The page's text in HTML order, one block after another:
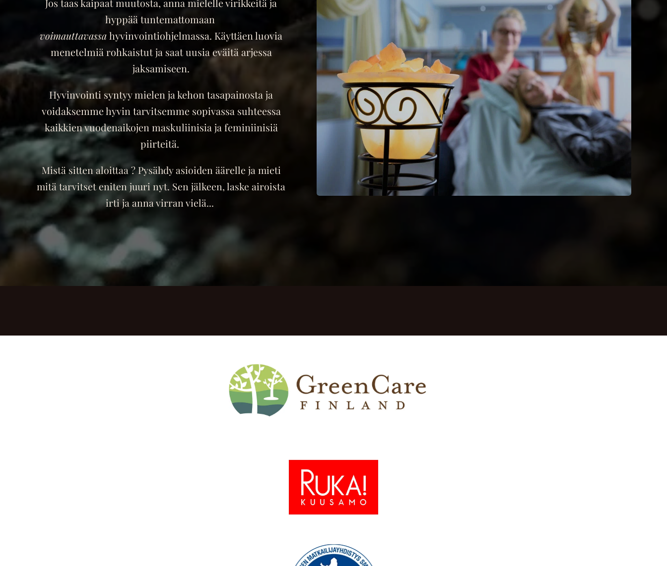
Jos taas kaipaat muutosta, anna mielelle virikkeitä ja
hyppää tuntemattomaan
voimauttavassahyvinvointiohjelmassa. Käyttäen luovia
menetelmiä rohkaistut ja saat uusia eväitä arjessa
jaksamiseen.
Hyvinvointi syntyy mielen ja kehon tasapainosta ja
voidaksemme hyvin tarvitsemme sopivassa suhteessa
kaikkien vuodenaikojen maskuliinisia ja feminiinisiä
piirteitä.
Mistä sitten aloittaa ? Pysähdy asioiden äärelle ja mieti
mitä tarvitset eniten juuri nyt. Sen jälkeen, laske airoista
irti ja anna virran vielä...